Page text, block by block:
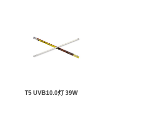
T5 UVB10.0灯 39W